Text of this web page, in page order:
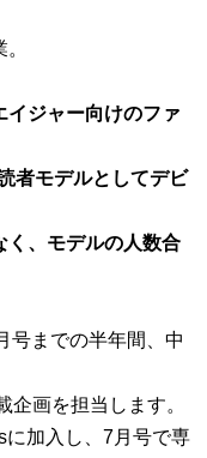
イジャー向けのファ
者モデルとしてデビ
く、モデルの人数合
号までの半年間、中
企画を担当します。
加入し、7月号で専